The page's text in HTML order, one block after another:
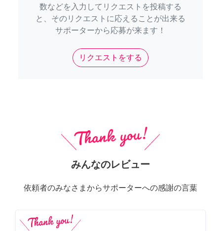
数などを入力してリクエストを投稿する
と、そのリクエストに応えることが出来る
サポーターから応募が来ます！
リクエストをする
みんなのレビュー
依頼者のみなさまからサポーターへの感謝の言葉